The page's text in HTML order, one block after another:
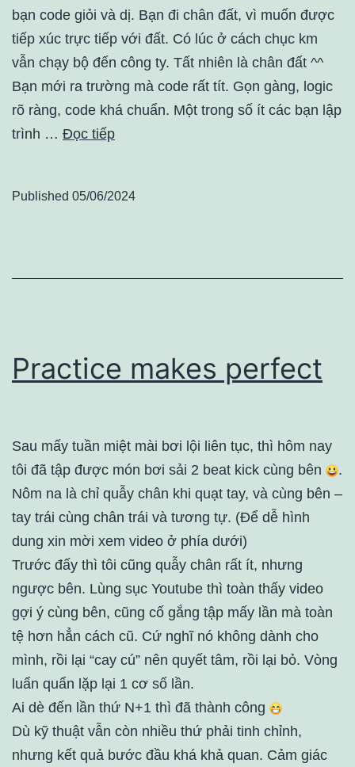
bạn code giỏi và dị. Bạn đi chân đất, vì muốn được
tiếp xúc trực tiếp với đất. Có lúc ở cách chục km
vẫn chạy bộ đến công ty. Tất nhiên là chân đất ^^
Bạn mới ra trường mà code rất tít. Gọn gàng, logic
rõ ràng, code khá chuẩn. Một trong số ít các bạn lập
trình … Đọc tiếp
Published 05/06/2024
Practice makes perfect
Sau mấy tuần miệt mài bơi lội liên tục, thì hôm nay
tôi đã tập được món bơi sải 2 beat kick cùng bên
.
Nôm na là chỉ quẫy chân khi quạt tay, và cùng bên –
tay trái cùng chân trái và tương tự. (Để dễ hình
dung xin mời xem video ở phía dưới)
Trước đấy thì tôi cũng quẫy chân rất ít, nhưng
ngược bên. Lùng sục Youtube thì toàn thấy video
gợi ý cùng bên, cũng cố gắng tập mấy lần mà toàn
tệ hơn hẳn cách cũ. Cứ nghĩ nó không dành cho
mình, rồi lại “cay cú” nên quyết tâm, rồi lại bỏ. Vòng
luẩn quẩn lặp lại 1 cơ số lần.
Ai dè đến lần thứ N+1 thì đã thành công
Dù kỹ thuật vẫn còn nhiều thứ phải tinh chỉnh,
nhưng kết quả bước đầu khá khả quan. Cảm giác